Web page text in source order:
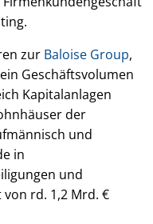
zur Baloise Group,
Geschäftsvolumen
Kapitalanlagen
der
und
in
und
rd. 1,2 Mrd. €